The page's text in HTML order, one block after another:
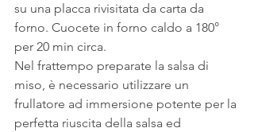
su una placca rivisitata da carta da
forno. Cuocete in forno caldo a 180°
per 20 min circa.
Nel frattempo preparate la salsa di
miso, è necessario utilizzare un
frullatore ad immersione potente per la
perfetta riuscita della salsa ed